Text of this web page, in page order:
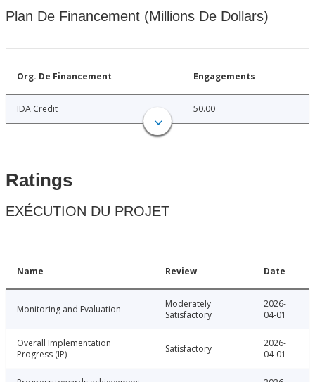
Plan De Financement (Millions De Dollars)
Org. De Financement Engagements
IDA Credit 50.00
Ratings
EXÉCUTION DU PROJET
Name Review Date
Monitoring and Evaluation
Moderately
Satisfactory
2026-
04-01
Overall Implementation
Progress (IP)
Satisfactory
2026-
04-01